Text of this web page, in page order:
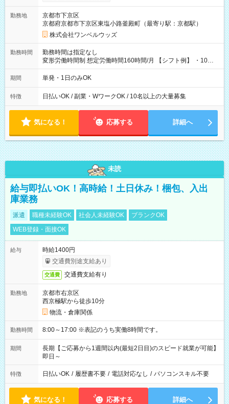
勤務地
京都市下京区
京都府京都市下京区東塩小路釜殿町（最寄り駅：京都駅）
株式会社ワンベルウッズ
勤務時間
勤務時間は指定なし
変形労働時間制 想定労働時間160時間/月 【シフト例】 ・10：
00～20：00
期間 単発・1日のみOK
特徴 日払いOK / 副業・WワークOK / 10名以上の大量募集
気になる！ 応募する 詳細へ
未読
給与即払いOK！高時給！土日休み！梱包、入出
庫業務
派遣 職種未経験OK 社会人未経験OK
ブランクOK
WEB登録・面接OK
給与
時給1400円
交通費別途支給あり
交通費 交通費支給有り
勤務地
京都市右京区
西京極駅から徒歩10分
物流・倉庫関係
勤務時間 8:00～17:00 ※表記のうち実働8時間です。
期間
長期【ご応募から1週間以内(最短2日目)のスピード就業が可能】
即日～
特徴 日払いOK / 履歴書不要 / 電話対応なし / パソコンスキル不要
気になる！ 応募する 詳細へ